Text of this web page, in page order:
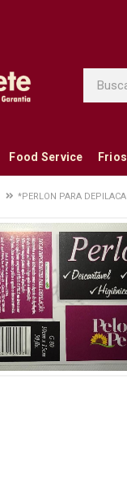
Food Service Frios
*PERLON PARA